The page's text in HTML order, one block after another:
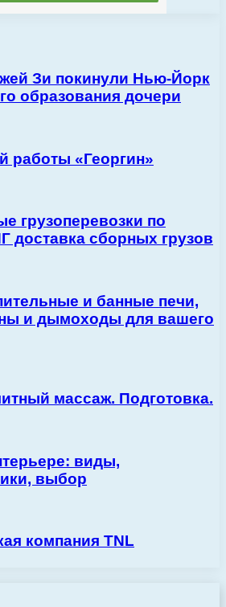
Зи покинули Нью-Йорк
образования дочери
работы «Георгин»
грузоперевозки по
доставка сборных грузов
и банные печи,
и дымоходы для вашего
массаж. Подготовка.
виды,
выбор
компания TNL